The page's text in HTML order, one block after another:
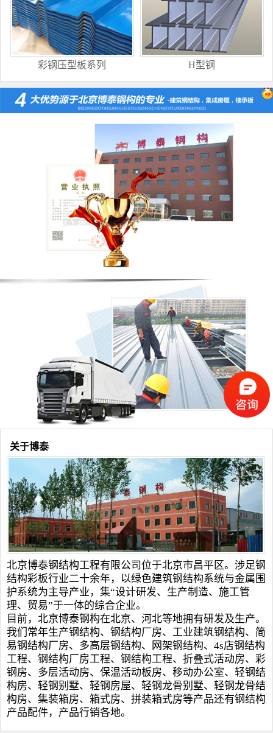
彩钢压型板系列 H型钢
关于博泰
北京博泰钢结构工程有限公司位于北京市昌平区。涉足钢
结构彩板行业二十余年，以绿色建筑钢结构系统与金属围
护系统为主导产业，集“设计研发、生产制造、施工管
理、贸易”于一体的综合企业。
目前，北京博泰钢构在北京、河北等地拥有研发及生产。
我们常年生产钢结构、 钢结构厂房、 工业建筑钢结构、 简
易钢结构厂房、 多高层钢结构、 网架钢结构、 4s店钢结构
工程、钢结构厂房工程、 钢结构工程、 折叠式活动房、 彩
钢房、 多层活动房、 保温活动板房、 移动办公室、 轻钢结
构房、 轻钢别墅、 轻钢房屋、轻钢龙骨别墅、轻钢龙骨结
构房、 集装箱房、 箱式房、 拼装箱式房等产品还有钢结构
产品配件，产品行销各地。